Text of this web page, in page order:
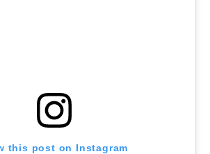
this post on Instagram